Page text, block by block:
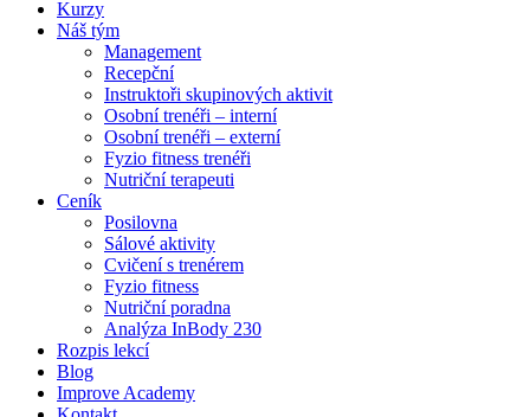
Kurzy
Náš tým
Management
Recepční
Instruktoři skupinových aktivit
Osobní trenéři – interní
Osobní trenéři – externí
Fyzio fitness trenéři
Nutriční terapeuti
Ceník
Posilovna
Sálové aktivity
Cvičení s trenérem
Fyzio fitness
Nutriční poradna
Analýza InBody 230
Rozpis lekcí
Blog
Improve Academy